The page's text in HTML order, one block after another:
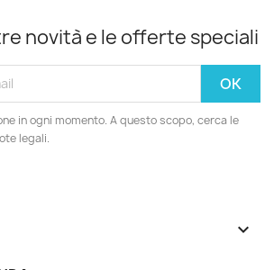
novità e le offerte speciali
in ogni momento. A questo scopo, cerca le
legali.
